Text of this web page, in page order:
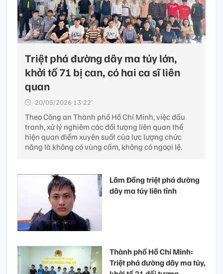
Triệt phá đường dây ma túy lớn,
khởi tố 71 bị can, có hai ca sĩ liên
quan
20/05/2026 13:22’
Theo Công an Thành phố Hồ Chí Minh, việc đấu
tranh, xử lý nghiêm các đối tượng liên quan thể
hiện quan điểm xuyên suốt của lực lượng chức
năng là không có vùng cấm, không có ngoại lệ.
Lâm Đồng triệt phá đường
dây ma túy liên tỉnh
Thành phố Hồ Chí Minh:
Triệt phá đường dây ma túy,